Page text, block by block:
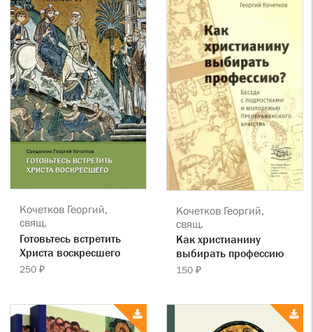
Кочетков Георгий,
свящ.
Готовьтесь встретить
Христа воскресшего
250 ₽
Кочетков Георгий,
свящ.
Как христианину
выбирать профессию
150 ₽